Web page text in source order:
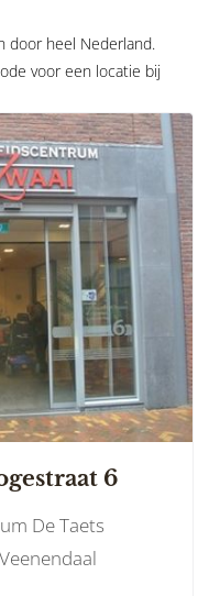
door heel Nederland.
voor een locatie bij
6
De Taets